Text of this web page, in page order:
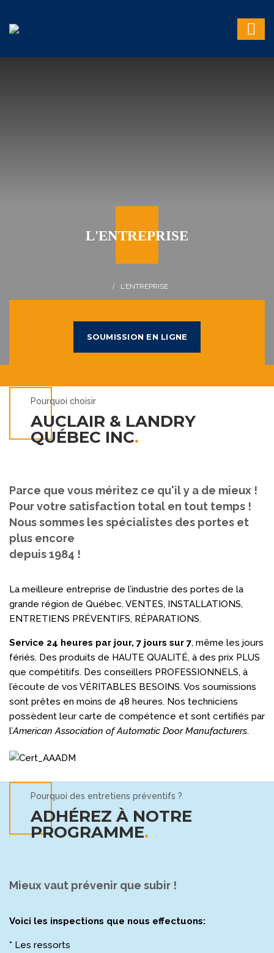
L'ENTREPRISE
L’ENTREPRISE
SOUMISSION EN LIGNE
Pourquoi choisir
AUCLAIR & LANDRY
QUÉBEC INC.
Parce que vous méritez ce qu'il y a de mieux !
Pour votre satisfaction total en tout temps !
Nous sommes les spécialistes des portes et
plus encore
depuis 1984 !
La meilleure entreprise de l’industrie des portes de la
grande région de Québec. VENTES, INSTALLATIONS,
ENTRETIENS PRÉVENTIFS, RÉPARATIONS.
Service 24 heures par jour, 7 jours sur 7, même les jours
fériés. Des produits de HAUTE QUALITÉ, à des prix PLUS
que compétitifs. Des conseillers PROFESSIONNELS, à
l’écoute de vos VÉRITABLES BESOINS. Vos soumissions
sont prêtes en moins de 48 heures. Nos techniciens
possèdent leur carte de compétence et sont certifiés par
l’AmericanAssociation of Automatic Door Manufacturers.
Pourquoi des entretiens préventifs ?
ADHÉREZ À NOTRE
PROGRAMME.
Mieux vaut prévenir que subir !
Voici les inspections que nous effectuons:
* Les ressorts